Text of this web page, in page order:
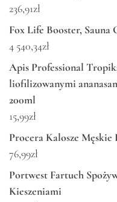
236,91zł
Fox Life Booster, Sauna
4 540,34zł
Apis Professional
liofilizowanymi
200ml
15,99zł
Procera Kalosze
76,99zł
Portwest Fartuch
Kieszeniami